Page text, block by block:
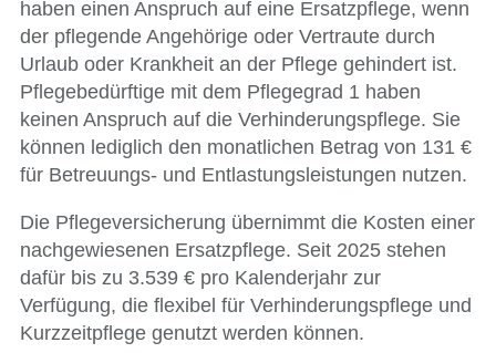
haben einen Anspruch auf eine Ersatzpflege, wenn
der pflegende Angehörige oder Vertraute durch
Urlaub oder Krankheit an der Pflege gehindert ist.
Pflegebedürftige mit dem Pflegegrad 1 haben
keinen Anspruch auf die Verhinderungspflege. Sie
können lediglich den monatlichen Betrag von 131 €
für Betreuungs- und Entlastungsleistungen nutzen.
Die Pflegeversicherung übernimmt die Kosten einer
nachgewiesenen Ersatzpflege. Seit 2025 stehen
dafür bis zu 3.539 € pro Kalenderjahr zur
Verfügung, die flexibel für Verhinderungspflege und
Kurzzeitpflege genutzt werden können.